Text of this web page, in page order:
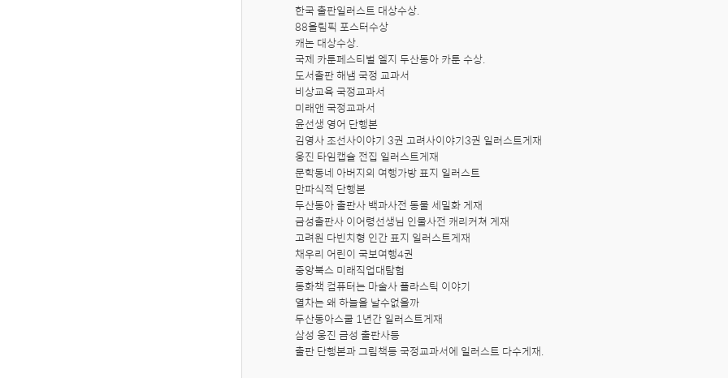
한국 출판일러스트 대상수상.
88올림픽 포스터수상
캐논 대상수상.
국제 카툰페스티벌 엘지 두산동아 카툰 수상.
도서출판 해냄 국정 교과서
비상교육 국정교과서
미래앤 국정교과서
윤선생 영어 단행본
김영사 조선사이야기 3권 고려사이야기3권 일러스트게재
웅진 타임캡슐 전집 일러스트게재
문학동네 아버지의 여행가방 표지 일러스트
만파식적 단행본
두산동아 출판사 백과사전 동물 세밀화 게재
금성출판사 이어령선생님 인물사전 캐리커쳐 게재
고려원 다빈치형 인간 표지 일러스트게재
채우리 어린이 국보여행4권
중앙북스 미래직업대탐험
동화책 컴퓨터는 마술사 플라스틱 이야기
열차는 왜 하늘을 날수없을까
두산동아스쿨 1년간 일러스트게재
삼성 웅진 금성 출판사등
출판 단행본과 그림책등 국정교과서에 일러스트 다수게재.